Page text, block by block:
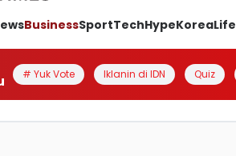
BusinessSportTechHypeKoreaLife
# Yuk Vote Iklanin di IDN Quiz